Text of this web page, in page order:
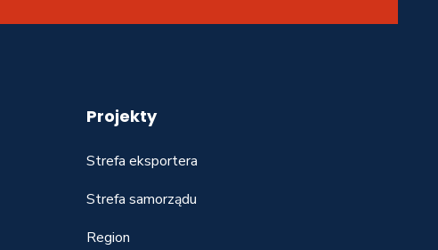
Projekty
Strefa eksportera
Strefa samorządu
Region